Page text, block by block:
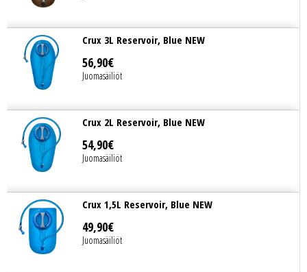
Crux 3L Reservoir, Blue NEW
56,90€
Juomasäiliöt
Crux 2L Reservoir, Blue NEW
54,90€
Juomasäiliöt
Crux 1,5L Reservoir, Blue NEW
49,90€
Juomasäiliöt